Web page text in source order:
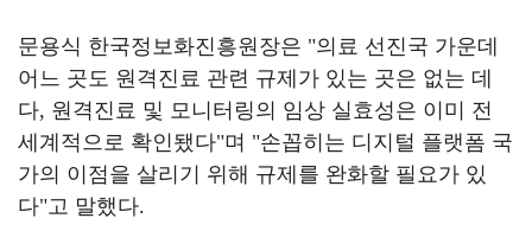
문용식 한국정보화진흥원장은 "의료 선진국 가운데
어느 곳도 원격진료 관련 규제가 있는 곳은 없는 데
다, 원격진료 및 모니터링의 임상 실효성은 이미 전
세계적으로 확인됐다"며 "손꼽히는 디지털 플랫폼 국
가의 이점을 살리기 위해 규제를 완화할 필요가 있
다"고 말했다.